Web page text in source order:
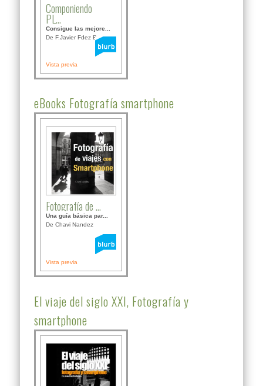
Componiendo
PL...
Consigue las mejore...
De F.Javier Fdez Bor...
Vista previa
eBooks Fotografía smartphone
Fotografía de ...
Una guía básica par...
De Chavi Nandez
Vista previa
El viaje del siglo XXI, Fotografía y
smartphone